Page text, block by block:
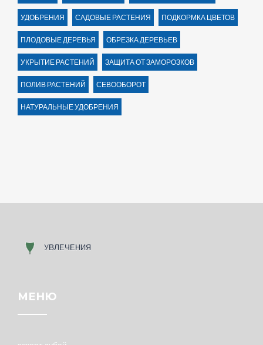
УДОБРЕНИЯ САДОВЫЕ РАСТЕНИЯ ПОДКОРМКА ЦВЕТОВ
ПЛОДОВЫЕ ДЕРЕВЬЯ ОБРЕЗКА ДЕРЕВЬЕВ
УКРЫТИЕ РАСТЕНИЙ ЗАЩИТА ОТ ЗАМОРОЗКОВ
ПОЛИВ РАСТЕНИЙ СЕВООБОРОТ
НАТУРАЛЬНЫЕ УДОБРЕНИЯ
МЕНЮ